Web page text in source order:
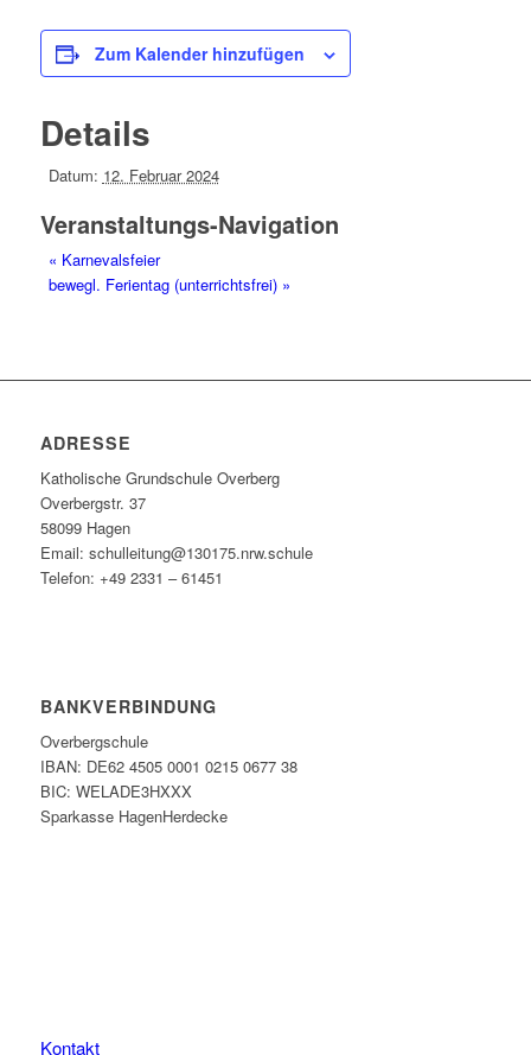
Zum Kalender hinzufügen
Details
Datum: 12. Februar 2024
Veranstaltungs-Navigation
« Karnevalsfeier
bewegl. Ferientag (unterrichtsfrei) »
ADRESSE
Katholische Grundschule Overberg
Overbergstr. 37
58099 Hagen
Email: schulleitung@130175.nrw.schule
Telefon: +49 2331 – 61451
BANKVERBINDUNG
Overbergschule
IBAN: DE62 4505 0001 0215 0677 38
BIC: WELADE3HXXX
Sparkasse HagenHerdecke
Kontakt